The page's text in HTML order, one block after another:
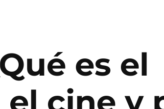
es el